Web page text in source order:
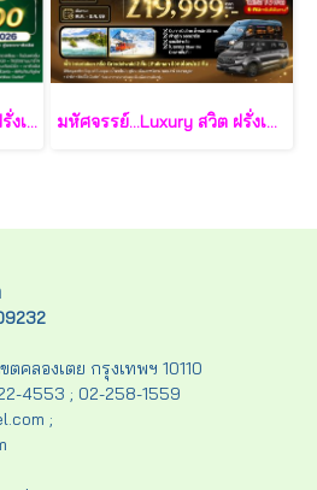
ทัวร์อิตาลี - สวิต(ทิตลิส) - ฝรั่งเศส 10 วัน -SV มหัศจรรย์...Luxury สวิต ฝรั่งเศส นอนหรู ระเบียงวิวหอไอเฟล 2 คืน กรุ๊ป 10 ท่าน 9 วัน 6 คืน - TG
คลองเตย กรุงเทพฯ 10110
4553 ; 02-258-1559
;